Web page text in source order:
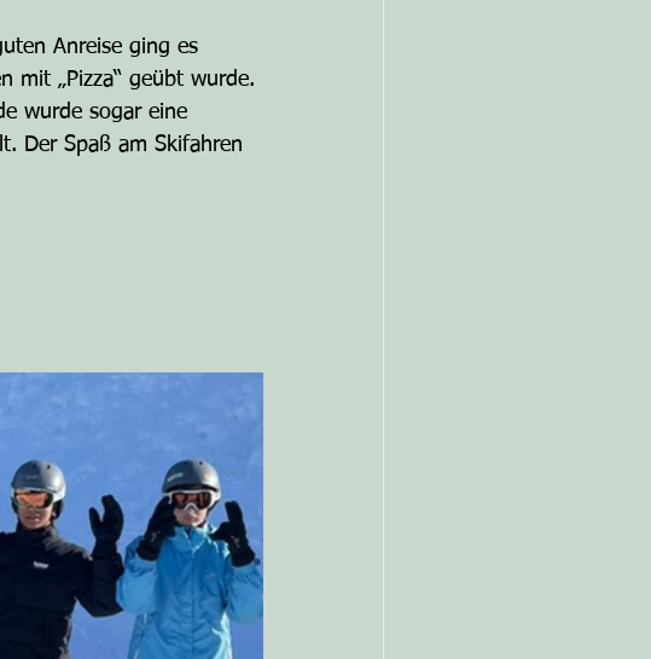
Anreise ging es
mit „Pizza“ geübt wurde.
wurde sogar eine
Der Spaß am Skifahren